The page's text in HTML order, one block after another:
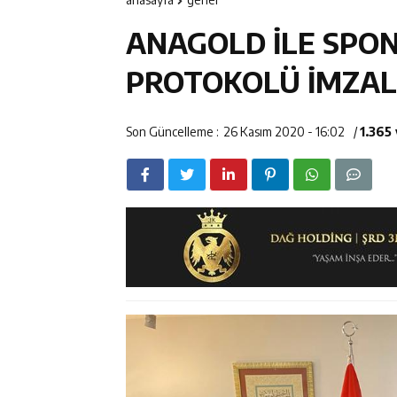
Kemah
14:22 30 İlde Deaş
14:22 Milli
14:26 Geleceğin
ANAGOLD İLE
PROTOKOLÜ
Son Güncelleme : 26 Kasım 2020 - 16:02 /